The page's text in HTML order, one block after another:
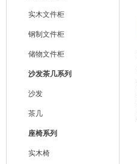
实木文件柜
钢制文件柜
储物文件柜
沙发茶几系列
沙发
茶几
座椅系列
实木椅